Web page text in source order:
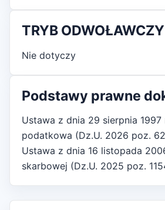
TRYB ODWOŁAWCZY
Nie dotyczy
Podstawy prawne
Ustawa z dnia 29 sierpnia 1997
podatkowa (Dz.U. 2026 poz.
Ustawa z dnia 16 listopada
skarbowej (Dz.U. 2025 poz.